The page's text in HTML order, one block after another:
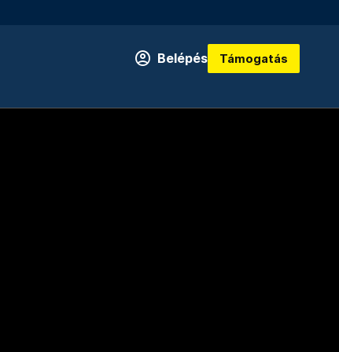
Belépés Támogatás